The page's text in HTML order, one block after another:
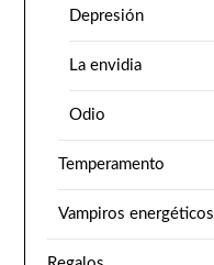
Depresión
La envidia
Odio
Temperamento
Vampiros energéticos